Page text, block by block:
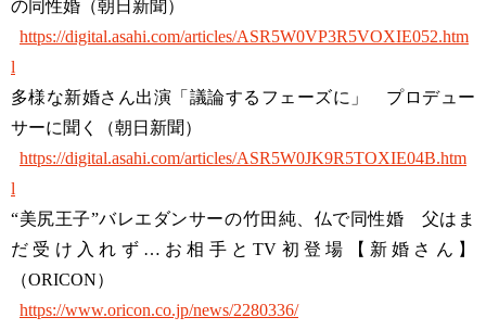
の同性婚（朝日新聞）
https://digital.asahi.com/articles/ASR5W0VP3R5VOXIE052.htm
l
多様な新婚さん出演「議論するフェーズに」 プロデュー
サーに聞く（朝日新聞）
https://digital.asahi.com/articles/ASR5W0JK9R5TOXIE04B.htm
l
“美尻王子”バレエダンサーの竹田純、仏で同性婚 父はま
だ受け入れず…お相手とTV初登場【新婚さん】
（ORICON）
https://www.oricon.co.jp/news/2280336/